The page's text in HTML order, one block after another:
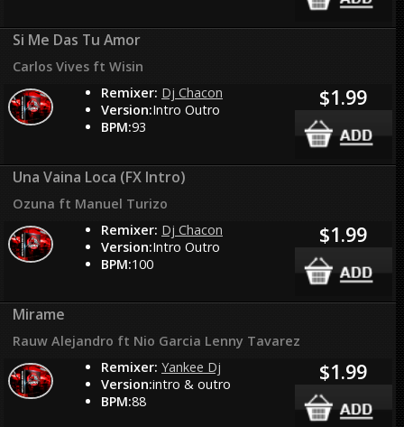
Si Me Das Tu Amor
Carlos Vives ft Wisin
Remixer: Dj Chacon
Version:Intro Outro
BPM:93
$1.99
Una Vaina Loca (FX Intro)
Ozuna ft Manuel Turizo
Remixer: Dj Chacon
Version:Intro Outro
BPM:100
$1.99
Mirame
Rauw Alejandro ft Nio Garcia Lenny Tavarez
Remixer: Yankee Dj
Version:intro & outro
BPM:88
$1.99